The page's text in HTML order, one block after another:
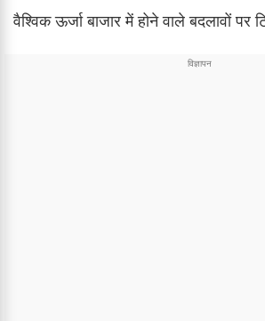
वैश्विक ऊर्जा बाजार में होने वाले बदलावों पर